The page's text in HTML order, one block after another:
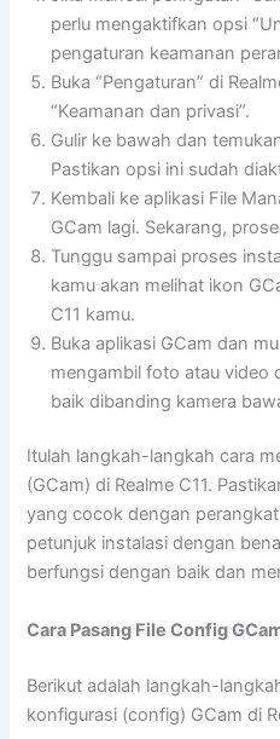
perlu mengaktifkan opsi
pengaturan keamanan
Buka “Pengaturan” di
“Keamanan dan privasi”.
Gulir ke bawah dan
Pastikan opsi ini sudah
Kembali ke aplikasi File
GCam lagi. Sekarang,
Tunggu sampai proses
kamu akan melihat ikon
C11 kamu.
Buka aplikasi GCam dan
mengambil foto atau video
baik dibanding kamera
Itulah langkah-langkah cara
(GCam) di Realme C11.
yang cocok dengan
petunjuk instalasi dengan
berfungsi dengan baik dan
Cara Pasang File Config
Berikut adalah langkah-
konfigurasi (config) GCam di